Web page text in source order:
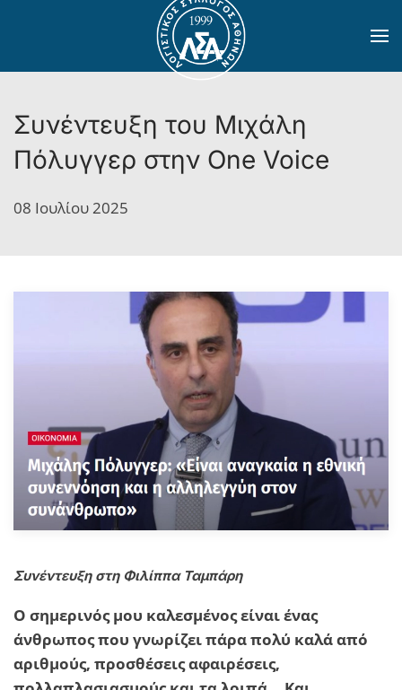
Skip to main content
Συνέντευξη του Μιχάλη
Πόλυγγερ στην One Voice
08 Ιουλίου 2025
Συνέντευξη στη Φιλίππα Ταμπάρη
Ο σημερινός μου καλεσμένος είναι ένας
άνθρωπος που γνωρίζει πάρα πολύ καλά από
αριθμούς, προσθέσεις αφαιρέσεις,